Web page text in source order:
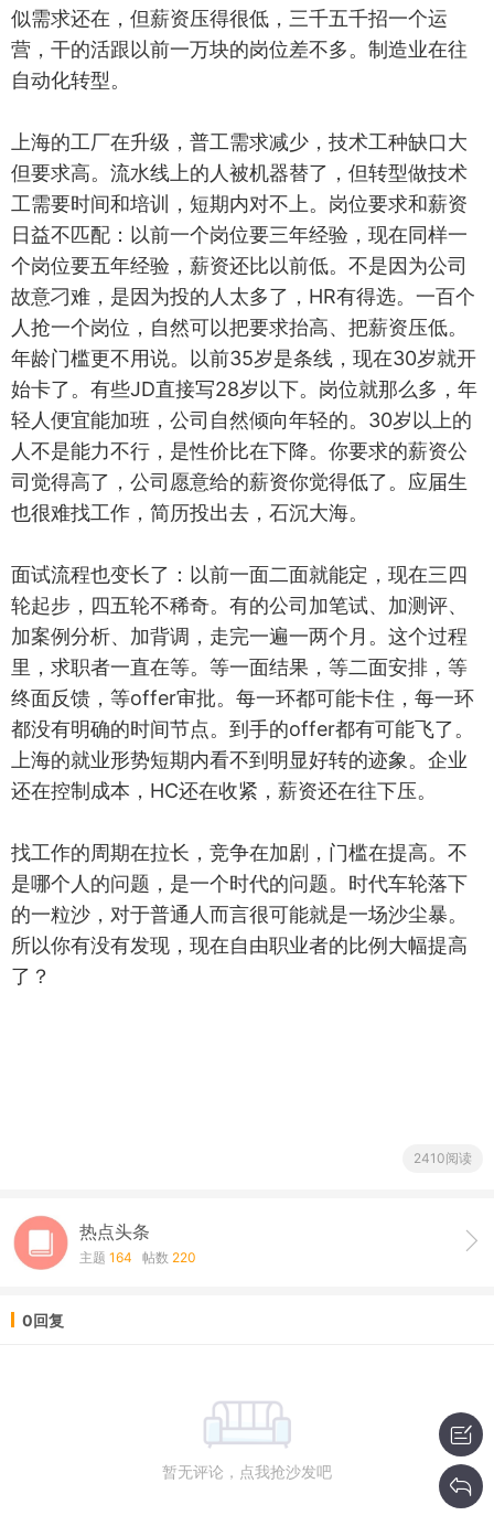
似需求还在，但薪资压得很低，三千五千招一个运
营，干的活跟以前一万块的岗位差不多。制造业在往
自动化转型。
上海的工厂在升级，普工需求减少，技术工种缺口大
但要求高。流水线上的人被机器替了，但转型做技术
工需要时间和培训，短期内对不上。岗位要求和薪资
日益不匹配：以前一个岗位要三年经验，现在同样一
个岗位要五年经验，薪资还比以前低。不是因为公司
故意刁难，是因为投的人太多了，HR有得选。一百个
人抢一个岗位，自然可以把要求抬高、把薪资压低。
年龄门槛更不用说。以前35岁是条线，现在30岁就开
始卡了。有些JD直接写28岁以下。岗位就那么多，年
轻人便宜能加班，公司自然倾向年轻的。30岁以上的
人不是能力不行，是性价比在下降。你要求的薪资公
司觉得高了，公司愿意给的薪资你觉得低了。应届生
也很难找工作，简历投出去，石沉大海。
面试流程也变长了：以前一面二面就能定，现在三四
轮起步，四五轮不稀奇。有的公司加笔试、加测评、
加案例分析、加背调，走完一遍一两个月。这个过程
里，求职者一直在等。等一面结果，等二面安排，等
终面反馈，等offer审批。每一环都可能卡住，每一环
都没有明确的时间节点。到手的offer都有可能飞了。
上海的就业形势短期内看不到明显好转的迹象。企业
还在控制成本，HC还在收紧，薪资还在往下压。
找工作的周期在拉长，竞争在加剧，门槛在提高。不
是哪个人的问题，是一个时代的问题。时代车轮落下
的一粒沙，对于普通人而言很可能就是一场沙尘暴。
所以你有没有发现，现在自由职业者的比例大幅提高
了？